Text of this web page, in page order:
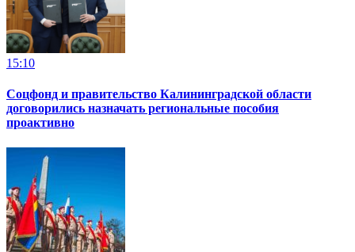
15:10
Соцфонд и правительство Калининградской области
договорились назначать региональные пособия
проактивно